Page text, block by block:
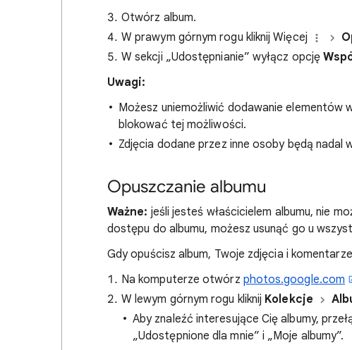
Otwórz album.
W prawym górnym rogu kliknij Więcej
W sekcji „Udostępnianie” wyłącz opcję
Uwagi:
Możesz uniemożliwić dodawanie elementów
blokować tej możliwości.
Zdjęcia dodane przez inne osoby będą nadal
Opuszczanie albumu
Ważne: jeśli jesteś właścicielem albumu, nie
dostępu do albumu, możesz usunąć go u
Gdy opuścisz album, Twoje zdjęcia i
Na komputerze otwórz photos.google.com
W lewym górnym rogu kliknij Kolekcje
Aby znaleźć interesujące Cię albumy,
„Udostępnione dla mnie” i „Moje albumy”.